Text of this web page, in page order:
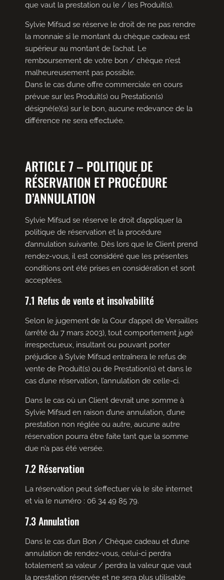
que vaut la prestation ou le / les Produit(s).
Sylvie Mifsud se réserve le droit de ne pas rendre
la monnaie si le montant du chèque cadeau est
supérieur au montant de l’achat. Le
remboursement de votre bon / chèque n’est
malheureusement pas possible.
Dans le cas d’une offre commerciale en cours
prévue sur les Produit(s) ou Prestation(s)
désigné(e)(s) sur le bon, aucune redevance de la
différence ne sera effectuée.
ARTICLE 7 – POLITIQUE DE
RÉSERVATION ET PROCÉDURE
D’ANNULATION
Sylvie Mifsud se réserve le droit d’appliquer la
politique de réservation et la procédure
d’annulation suivante. Dès lors que le Client prend
rendez-vous, il est considéré que les présentes
conditions ont été prises en considération et sont
acceptées.
7.1 Refus de vente et insolvabilité
Selon le jugement de la Cour d’appel de Versailles
(arrêté du 7 mars 2003), tout comportement jugé
irrespectueux, insultant ou pouvant porter
préjudice à Sylvie Mifsud entraînera le refus de
vente de Produit(s) ou de Prestation(s) et dans le
cas d’une réservation, l’annulation de celle-ci.
Dans le cas où un Client devrait une somme à
Sylvie Mifsud en raison d’une annulation, d’une
prestation non réglée ou autre, aucune autre
réservation pourra être faite tant que la somme
due n’a pas été versée.
7.2 Réservation
La réservation peut s’effectuer via le site internet
et via le numéro : 06 34 49 85 79.
7.3 Annulation
Dans le cas d’un Bon / Chèque cadeau et d’une
annulation de rendez-vous, celui-ci perdra
totalement sa valeur / perdra la valeur que vaut
la prestation réservée et ne sera plus utilisable